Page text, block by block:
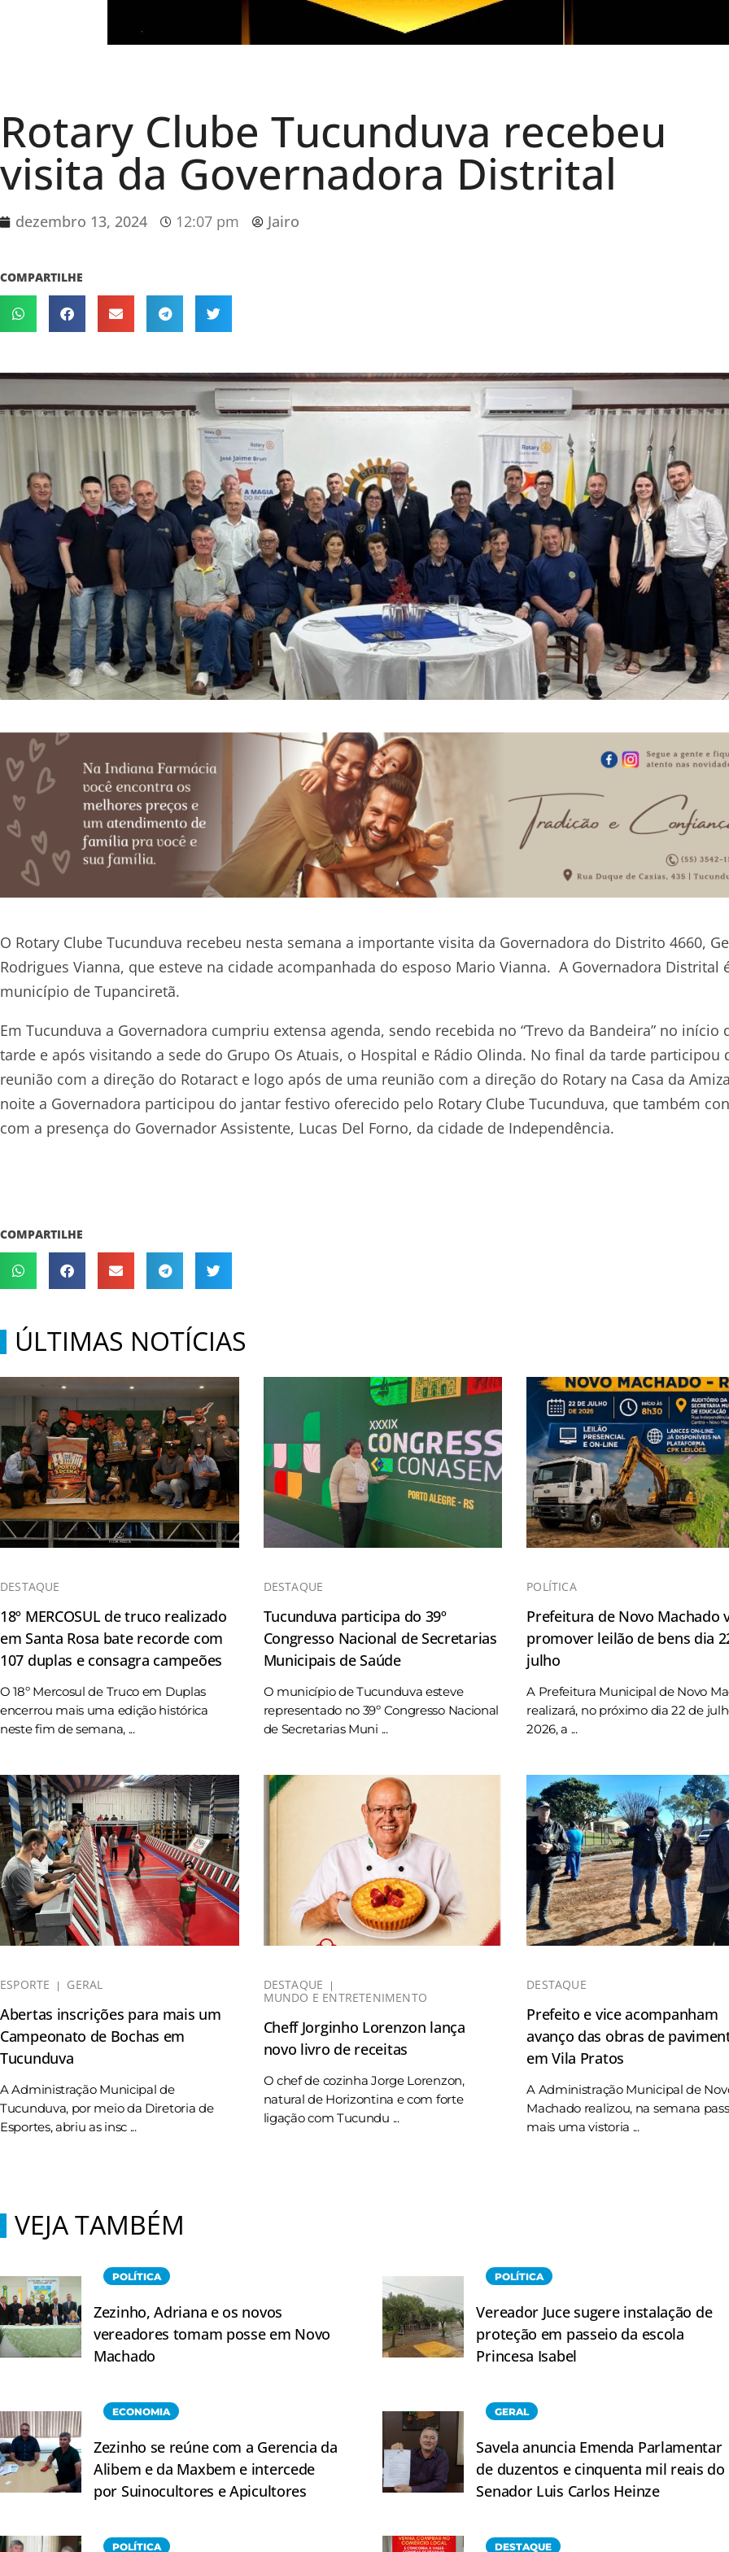
Rotary Clube Tucunduva recebeu
visita da Governadora Distrital
dezembro 13, 2024 12:07 pm Jairo
COMPARTILHE
O Rotary Clube Tucunduva recebeu nesta semana a importante visita da Governadora do Distrito 4660,
Rodrigues Vianna, que esteve na cidade acompanhada do esposo Mario Vianna. A Governadora Distrital
município de Tupanciretã.
Em Tucunduva a Governadora cumpriu extensa agenda, sendo recebida no “Trevo da Bandeira” no início
tarde e após visitando a sede do Grupo Os Atuais, o Hospital e Rádio Olinda. No final da tarde participou
reunião com a direção do Rotaract e logo após de uma reunião com a direção do Rotary na Casa da
noite a Governadora participou do jantar festivo oferecido pelo Rotary Clube Tucunduva, que também
com a presença do Governador Assistente, Lucas Del Forno, da cidade de Independência.
COMPARTILHE
ÚLTIMAS NOTÍCIAS
DESTAQUE
18º MERCOSUL de truco realizado
em Santa Rosa bate recorde com
107 duplas e consagra campeões
O 18º Mercosul de Truco em Duplas
encerrou mais uma edição histórica
neste fim de semana, ...
DESTAQUE
Tucunduva participa do 39º
Congresso Nacional de Secretarias
Municipais de Saúde
O município de Tucunduva esteve
representado no 39º Congresso Nacional
de Secretarias Muni ...
POLÍTICA
Prefeitura de Novo Machado
promover leilão de bens dia
julho
A Prefeitura Municipal de Novo
realizará, no próximo dia 22 de
2026, a ...
ESPORTE GERAL
Abertas inscrições para mais um
Campeonato de Bochas em
Tucunduva
A Administração Municipal de
Tucunduva, por meio da Diretoria de
Esportes, abriu as insc ...
DESTAQUE
MUNDO E ENTRETENIMENTO
Cheff Jorginho Lorenzon lança
novo livro de receitas
O chef de cozinha Jorge Lorenzon,
natural de Horizontina e com forte
ligação com Tucundu ...
DESTAQUE
Prefeito e vice acompanham
avanço das obras de
em Vila Pratos
A Administração Municipal de
Machado realizou, na semana
mais uma vistoria ...
VEJA TAMBÉM
POLÍTICA
Zezinho, Adriana e os novos
vereadores tomam posse em Novo
Machado
ECONOMIA
Zezinho se reúne com a Gerencia da
Alibem e da Maxbem e intercede
por Suinocultores e Apicultores
POLÍTICA
POLÍTICA
Vereador Juce sugere instalação de
proteção em passeio da escola
Princesa Isabel
GERAL
Savela anuncia Emenda Parlamentar
de duzentos e cinquenta mil reais do
Senador Luis Carlos Heinze
DESTAQUE